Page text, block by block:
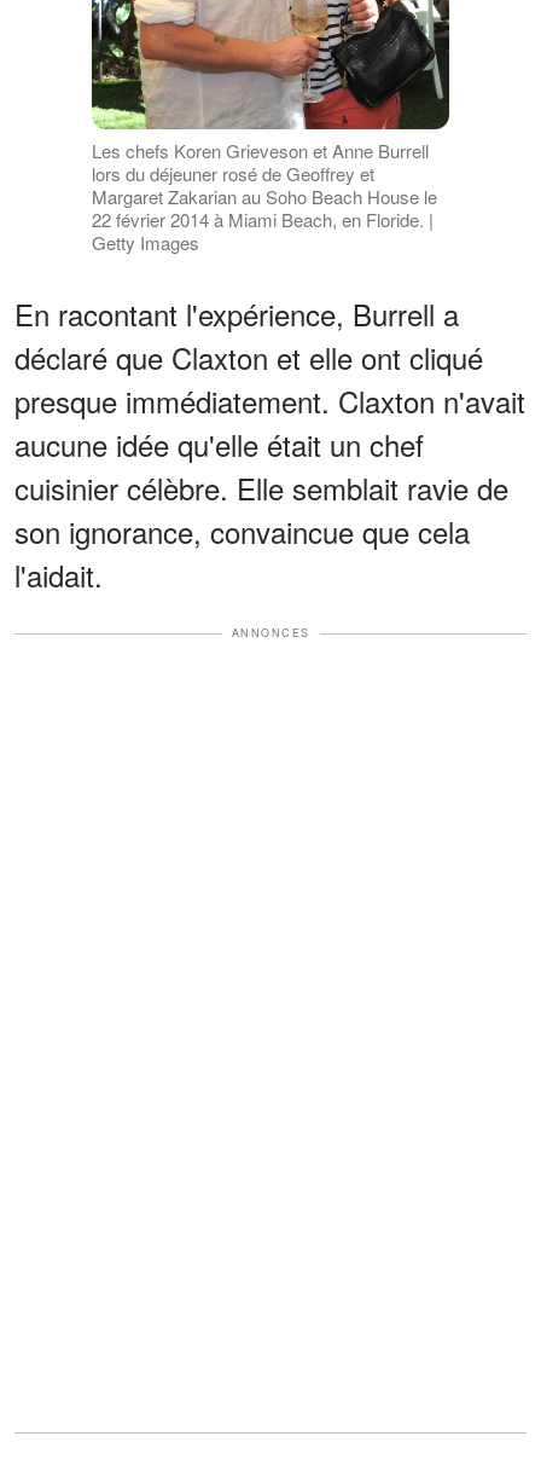
Les chefs Koren Grieveson et Anne Burrell
lors du déjeuner rosé de Geoffrey et
Margaret Zakarian au Soho Beach House le
22 février 2014 à Miami Beach, en Floride. |
Getty Images
En racontant l'expérience, Burrell a
déclaré que Claxton et elle ont cliqué
presque immédiatement. Claxton n'avait
aucune idée qu'elle était un chef
cuisinier célèbre. Elle semblait ravie de
son ignorance, convaincue que cela
l'aidait.
ANNONCES